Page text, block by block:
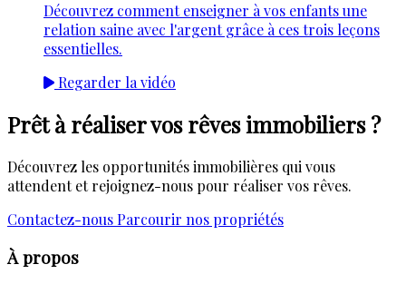
Découvrez comment enseigner à vos enfants une
relation saine avec l'argent grâce à ces trois leçons
essentielles.
Regarder la vidéo
Prêt à réaliser vos rêves immobiliers ?
Découvrez les opportunités immobilières qui vous
attendent et rejoignez-nous pour réaliser vos rêves.
Contactez-nous Parcourir nos propriétés
À propos